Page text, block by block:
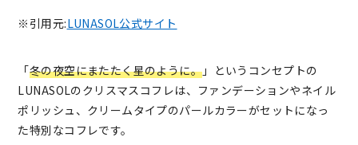
※引用元:LUNASOL公式サイト
「冬の夜空にまたたく星のように。 」というコンセプトの
LUNASOLのクリスマスコフレは、ファンデーションやネイル
ポリッシュ、クリームタイプのパールカラーがセットになっ
た特別なコフレです。